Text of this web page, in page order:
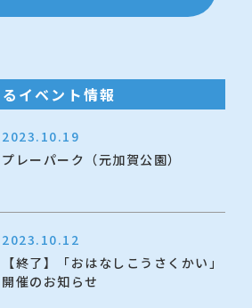
イベント情報
2023.10.19
プレーパーク（元加賀公園）
2023.10.12
【終了】「おはなしこうさくかい」
開催のお知らせ